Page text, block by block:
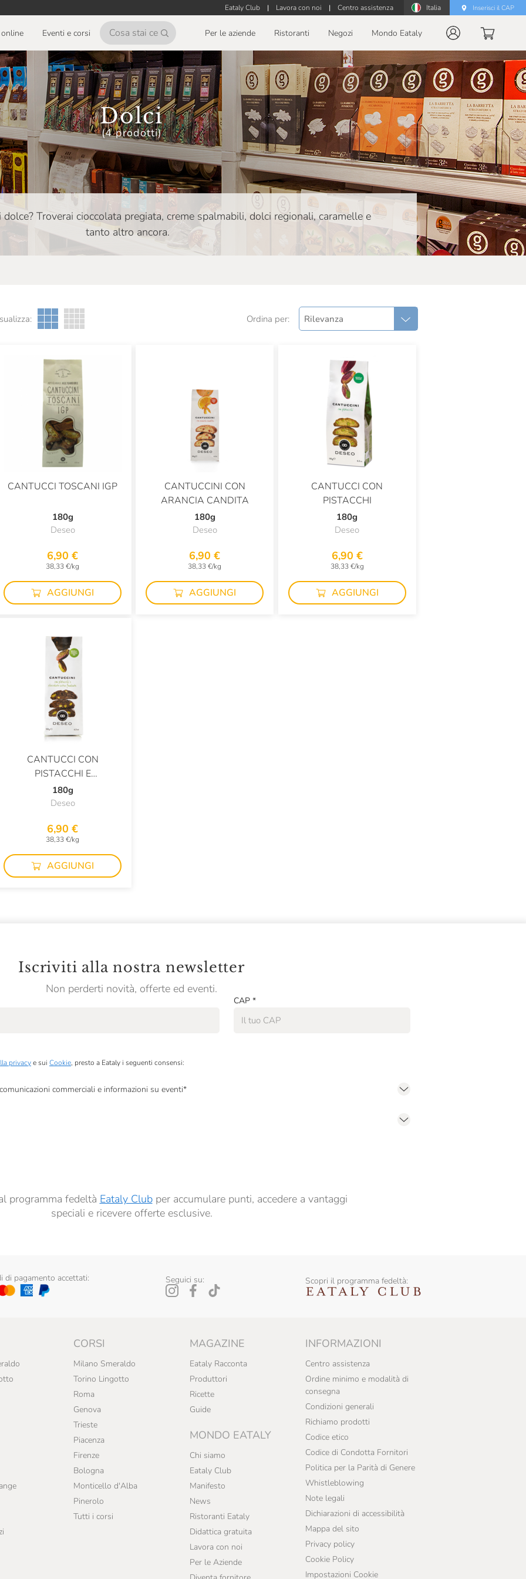
Eataly Club | Lavora con noi | Centro assistenza Italia Inserisci il CAP
Eventi e corsi Per le aziende Ristoranti Negozi Mondo Eataly
Dolci
(4 prodotti)
Troverai cioccolata pregiata, creme spalmabili, dolci regionali, caramelle e
tanto altro ancora.
Ordina per: Rilevanza
CANTUCCI TOSCANI IGP
180g
Deseo
6,90 €
38,33 €/kg
AGGIUNGI
CANTUCCINI CON
ARANCIA CANDITA
180g
Deseo
6,90 €
38,33 €/kg
AGGIUNGI
CANTUCCI CON
PISTACCHI
180g
Deseo
6,90 €
38,33 €/kg
AGGIUNGI
CANTUCCI CON
PISTACCHI E
CIOCCOLATO EXTRA
FONDENTE
180g
Deseo
6,90 €
38,33 €/kg
AGGIUNGI
Iscriviti alla nostra newsletter
Non perderti novità, offerte ed eventi.
CAP *
privacye sui Cookie, presto a Eataly i seguenti consensi:
commerciali e informazioni su eventi*
programma fedeltà Eataly Clubper accumulare punti, accedere a vantaggi
speciali e ricevere offerte esclusive.
di pagamento accettati: Seguici su: Scopri il programma fedeltà:
CORSI
Milano Smeraldo
Torino Lingotto
Roma
Genova
Trieste
Piacenza
Firenze
Bologna
Monticello d'Alba
Pinerolo
Tutti i corsi
MAGAZINE
Eataly Racconta
Produttori
Ricette
Guide
MONDO EATALY
Chi siamo
Eataly Club
Manifesto
News
Ristoranti Eataly
Didattica gratuita
Lavora con noi
Per le Aziende
INFORMAZIONI
Centro assistenza
Ordine minimo e modalità di
consegna
Condizioni generali
Richiamo prodotti
Codice etico
Codice di Condotta Fornitori
Politica per la Parità di Genere
Whistleblowing
Note legali
Dichiarazioni di accessibilità
Mappa del sito
Privacy policy
Cookie Policy
Impostazioni Cookie